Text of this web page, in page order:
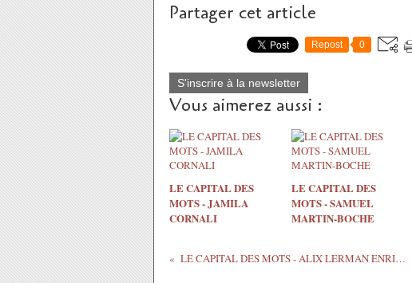
Partager cet article
Repost 0
S'inscrire à la newsletter
Vous aimerez aussi :
LE CAPITAL DES
MOTS - JAMILA
CORNALI
LE CAPITAL DES
MOTS - SAMUEL
MARTIN-BOCHE
LE CAPITAL DES MOTS - ALIX LERMAN ENRIQUEZ